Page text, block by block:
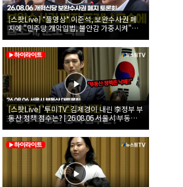
[스팟Live] *풀영상* 이준석, 보완수사권 폐
지에 "민주당 개악입법, 불안감 가중시켜"｜
26.08.06 개혁신당 보완수사권 폐지 토론회
[스팟Live] '투미TV' 김제경이 내린 李정부 부
동산 정책 점수는? | 26.08.06 서울시 부동산
대토론회